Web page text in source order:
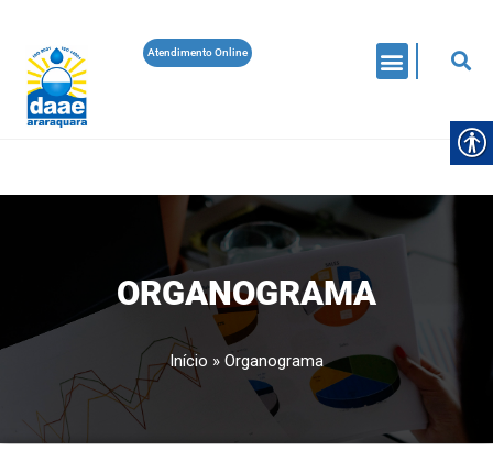
Atendimento Online
ORGANOGRAMA
Início » Organograma